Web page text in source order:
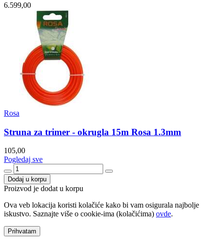
6.599,00
Rosa
Struna za trimer - okrugla 15m Rosa 1.3mm
105,00
Pogledaj sve
Dodaj u korpu
Proizvod je dodat u korpu
Ova veb lokacija koristi kolačiće kako bi vam osigurala najbolje
iskustvo. Saznajte više o cookie-ima (kolačićima) ovde.
Prihvatam